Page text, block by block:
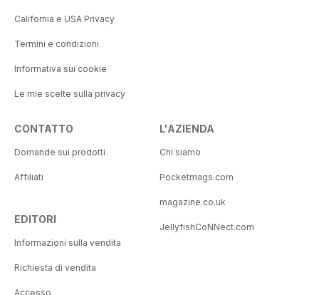
California e USA Privacy
Termini e condizioni
Informativa sui cookie
Le mie scelte sulla privacy
CONTATTO
Domande sui prodotti
Affiliati
EDITORI
Informazioni sulla vendita
Richiesta di vendita
Accesso
L'AZIENDA
Chi siamo
Pocketmags.com
magazine.co.uk
JellyfishCoNNect.com